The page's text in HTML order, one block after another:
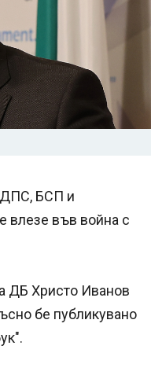
БСП и
влезе във война с
ДБ Христо Иванов
бе публикувано